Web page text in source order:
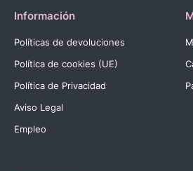
Información
Políticas de devoluciones
Política de cookies (UE)
Política de Privacidad
Aviso Legal
Empleo